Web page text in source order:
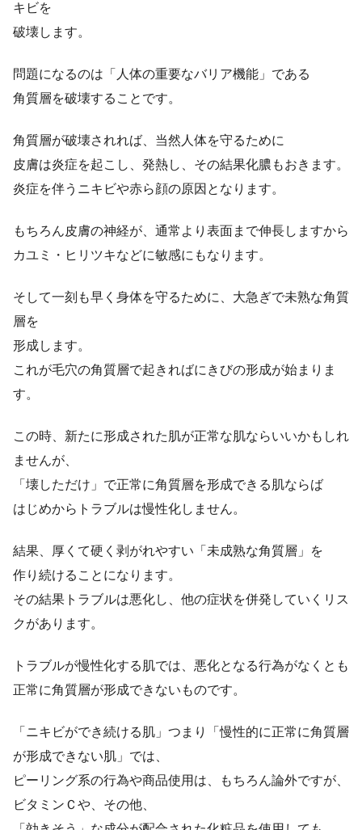
キビを
破壊します。
問題になるのは「人体の重要なバリア機能」である
角質層を破壊することです。
角質層が破壊されれば、当然人体を守るために
皮膚は炎症を起こし、発熱し、その結果化膿もおきます。
炎症を伴うニキビや赤ら顔の原因となります。
もちろん皮膚の神経が、通常より表面まで伸長しますから
カユミ・ヒリツキなどに敏感にもなります。
そして一刻も早く身体を守るために、大急ぎで未熟な角質
層を
形成します。
これが毛穴の角質層で起きればにきびの形成が始まりま
す。
この時、新たに形成された肌が正常な肌ならいいかもしれ
ませんが、
「壊しただけ」で正常に角質層を形成できる肌ならば
はじめからトラブルは慢性化しません。
結果、厚くて硬く剥がれやすい「未成熟な角質層」を
作り続けることになります。
その結果トラブルは悪化し、他の症状を併発していくリス
クがあります。
トラブルが慢性化する肌では、悪化となる行為がなくとも
正常に角質層が形成できないものです。
「ニキビができ続ける肌」つまり「慢性的に正常に角質層
が形成できない肌」では、
ピーリング系の行為や商品使用は、もちろん論外ですが、
ビタミンＣや、その他、